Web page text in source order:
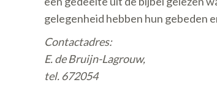
gelegenheid hebben hun gebeden
Contactadres:
E. de Bruijn-Lagrouw,
tel. 672054